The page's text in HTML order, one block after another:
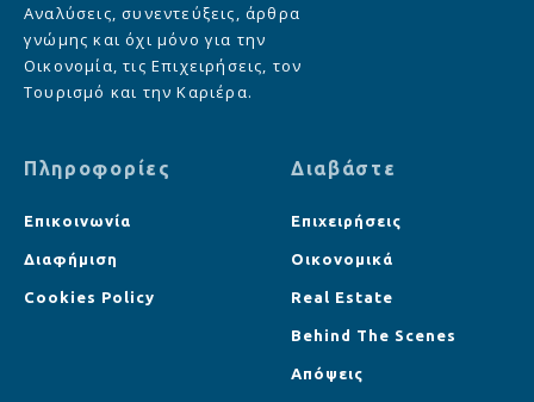
Αναλύσεις, συνεντεύξεις, άρθρα
γνώμης και όχι μόνο για την
Οικονομία, τις Επιχειρήσεις, τον
Τουρισμό και την Καριέρα.
Πληροφορίες
Επικοινωνία
Διαφήμιση
Cookies Policy
Διαβάστε
Επιχειρήσεις
Οικονομικά
Real Estate
Behind The Scenes
Απόψεις